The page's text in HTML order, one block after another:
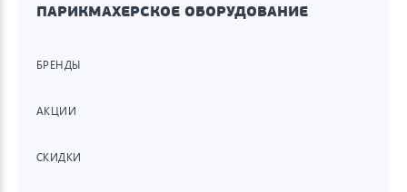
ПАРИКМАХЕРСКОЕ ОБОРУДОВАНИЕ
БРЕНДЫ
АКЦИИ
СКИДКИ